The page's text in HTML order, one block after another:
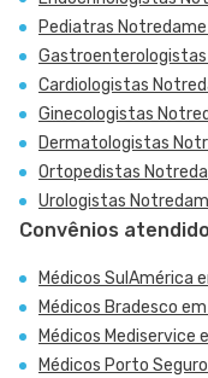
Pediatras
Cardiologistas
Ginecologistas
Dermatologistas
Ortopedistas
Urologistas
Convênios
Médicos SulAmérica
Médicos Bradesco
Médicos Mediservice
Médicos Porto